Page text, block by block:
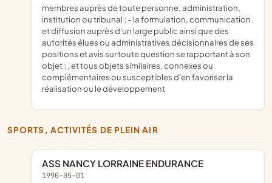
membres auprès de toute personne, administration,
institution ou tribunal ; - la formulation, communication
et diffusion auprès d'un large public ainsi que des
autorités élues ou administratives décisionnaires de ses
positions et avis sur toute question se rapportant à son
objet ; , et tous objets similaires, connexes ou
complémentaires ou susceptibles d'en favoriser la
réalisation ou le développement
SPORTS, ACTIVITÉS DE PLEIN AIR
ASS NANCY LORRAINE ENDURANCE
1990-05-01